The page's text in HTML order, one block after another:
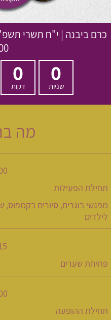
כרם ביבנה | י"ח תשרי
0
שניות
0
דקות
מה
תחילת הפעילות
מפגשי בוגרים, סיורים בקמפוס,
לילדים
פתיחת שערים
תחילת ההופעה